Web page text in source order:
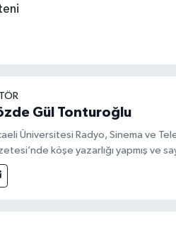
Gül Tonturoğlu
Üniversitesi Radyo, Sinema ve
köşe yazarlığı yapmış ve